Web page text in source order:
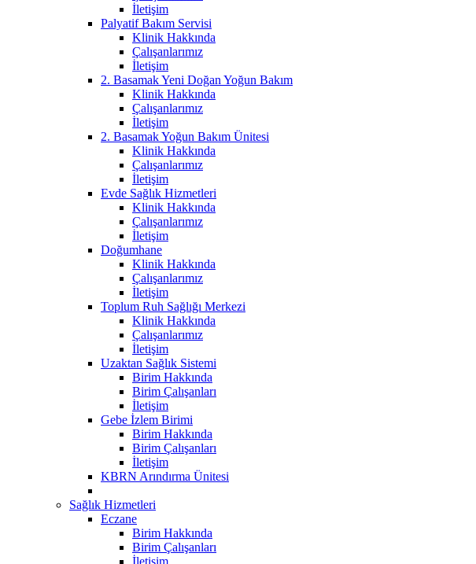
İletişim
Palyatif Bakım Servisi
Klinik Hakkında
Çalışanlarımız
İletişim
2. Basamak Yeni Doğan Yoğun Bakım
Klinik Hakkında
Çalışanlarımız
İletişim
2. Basamak Yoğun Bakım Ünitesi
Klinik Hakkında
Çalışanlarımız
İletişim
Evde Sağlık Hizmetleri
Klinik Hakkında
Çalışanlarımız
İletişim
Doğumhane
Klinik Hakkında
Çalışanlarımız
İletişim
Toplum Ruh Sağlığı Merkezi
Klinik Hakkında
Çalışanlarımız
İletişim
Uzaktan Sağlık Sistemi
Birim Hakkında
Birim Çalışanları
İletişim
Gebe İzlem Birimi
Birim Hakkında
Birim Çalışanları
İletişim
KBRN Arındırma Ünitesi
Sağlık Hizmetleri
Eczane
Birim Hakkında
Birim Çalışanları
İletişim